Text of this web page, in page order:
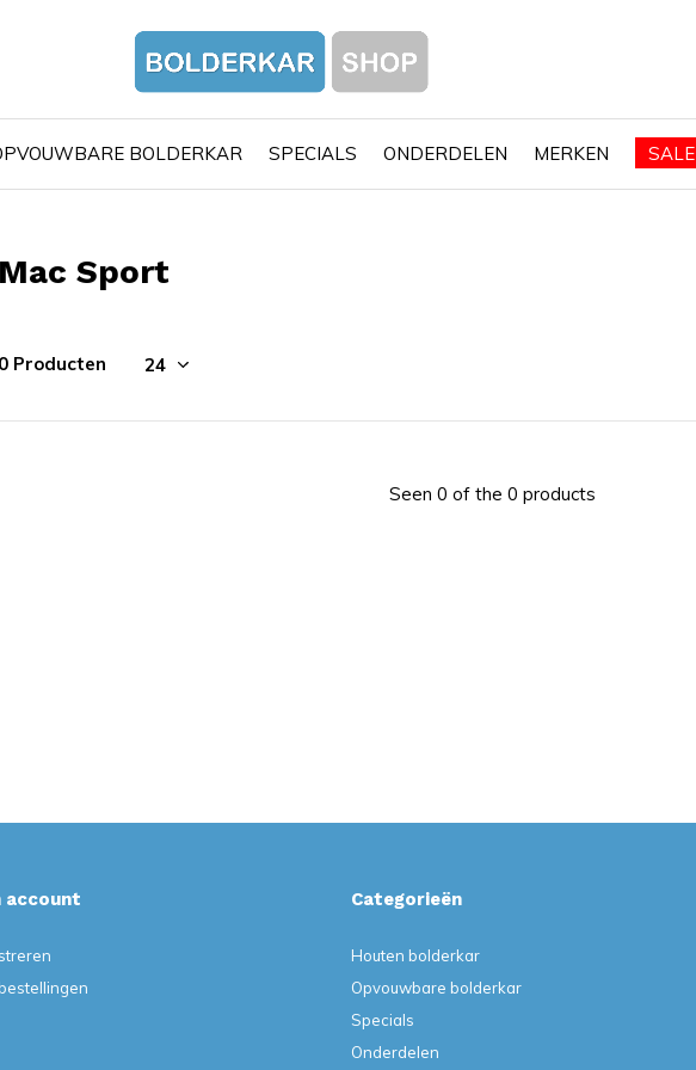
BOLDERKAR SPECIALS ONDERDELEN MERKEN SALE
Mac Sport
0 Producten
Seen 0 of the 0 products
account Categorieën
Houten bolderkar
Opvouwbare bolderkar
Specials
Onderdelen